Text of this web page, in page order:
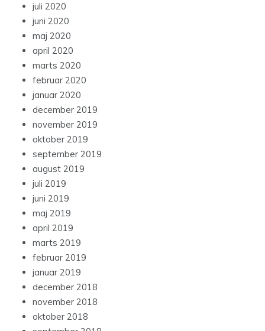
juli 2020
juni 2020
maj 2020
april 2020
marts 2020
februar 2020
januar 2020
december 2019
november 2019
oktober 2019
september 2019
august 2019
juli 2019
juni 2019
maj 2019
april 2019
marts 2019
februar 2019
januar 2019
december 2018
november 2018
oktober 2018